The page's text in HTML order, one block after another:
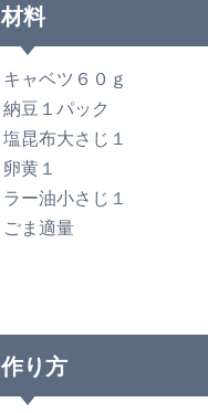
材料
キャベツ６０ｇ
納豆１パック
塩昆布大さじ１
卵黄１
ラー油小さじ１
ごま適量
作り方